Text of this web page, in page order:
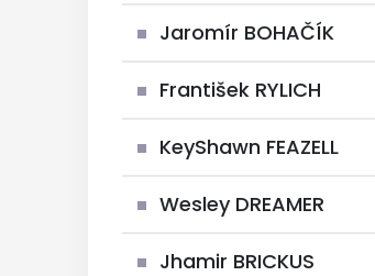
Jaromír BOHAČÍK
František RYLICH
KeyShawn FEAZELL
Wesley DREAMER
Jhamir BRICKUS